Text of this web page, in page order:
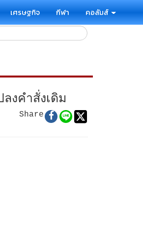
เศรษฐกิจ กีฬา คอลัมส์
งคำสั่งเดิม
Share